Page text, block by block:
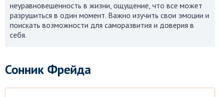
неуравновешенность в жизни, ощущение, что все может
разрушиться в один момент. Важно изучить свои эмоции и
поискать возможности для саморазвития и доверия в
себя.
Сонник Фрейда